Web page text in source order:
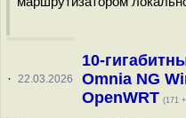
· 22.03.2026
10-
Omnia NG
OpenWRT (171